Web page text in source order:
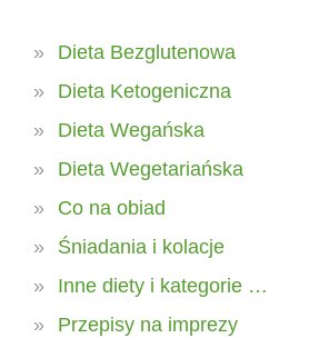
Dieta Bezglutenowa
Dieta Ketogeniczna
Dieta Wegańska
Dieta Wegetariańska
Co na obiad
Śniadania i kolacje
Inne diety i kategorie …
Przepisy na imprezy